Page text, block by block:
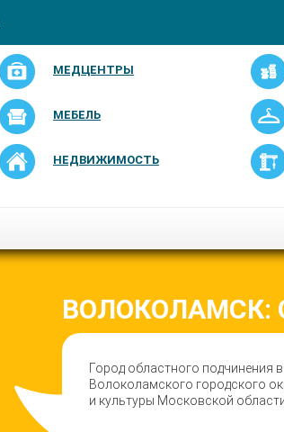
МЕДЦЕНТРЫ
МЕБЕЛЬ
НЕДВИЖИМОСТЬ
ВОЛОКОЛАМСК:
Город областного подчинения
Волоколамского городского
и культуры Московской